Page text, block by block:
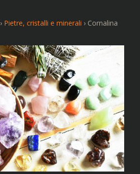
› Pietre, cristalli e minerali › Cornalina